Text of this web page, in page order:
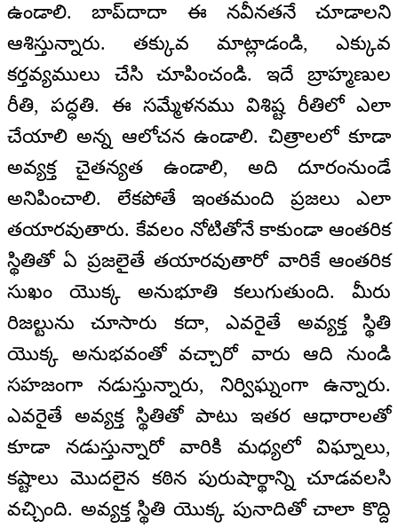
ఉండాలి. బాప్‌దాదా ఈ నవీనతనే చూడాలని
ఆశిస్తున్నారు. తక్కువ మాట్లాడండి, ఎక్కువ
కర్తవ్యములు చేసి చూపించండి. ఇదే బ్రాహ్మణుల
రీతి, పద్ధతి. ఈ సమ్మేళనము విశిష్ట రీతిలో ఎలా
చేయాలి అన్న ఆలోచన ఉండాలి. చిత్రాలలో కూడా
అవ్యక్త చైతన్యత ఉండాలి, అది దూరంనుండే
అనిపించాలి. లేకపోతే ఇంతమంది ప్రజలు ఎలా
తయారవుతారు. కేవలం నోటితోనే కాకుండా ఆంతరిక
స్థితితో ఏ ప్రజలైతే తయారవుతారో వారికే ఆంతరిక
సుఖం యొక్క అనుభూతి కలుగుతుంది. మీరు
రిజల్టును చూసారు కదా, ఎవరైతే అవ్యక్త స్థితి
యొక్క అనుభవంతో వచ్చారో వారు ఆది నుండి
సహజంగా నడుస్తున్నారు, నిర్విఘ్నంగా ఉన్నారు.
ఎవరైతే అవ్యక్త స్థితితో పాటు ఇతర ఆధారాలతో
కూడా నడుస్తున్నారో వారికి మధ్యలో విఘ్నాలు,
కష్టాలు మొదలైన కఠిన పురుషార్థాన్ని చూడవలసి
వచ్చింది. అవ్యక్త స్థితి యొక్క పునాదితో చాలా కొద్ది